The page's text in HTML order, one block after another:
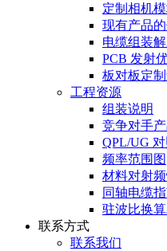
定制相机
现有产品
电缆组装
PCB 发射
板对板定
工程资源
组装说明
竞争对手
QPL/UG
频率范围图
材料对射
同轴电缆
驻波比换
联系方式
联系我们